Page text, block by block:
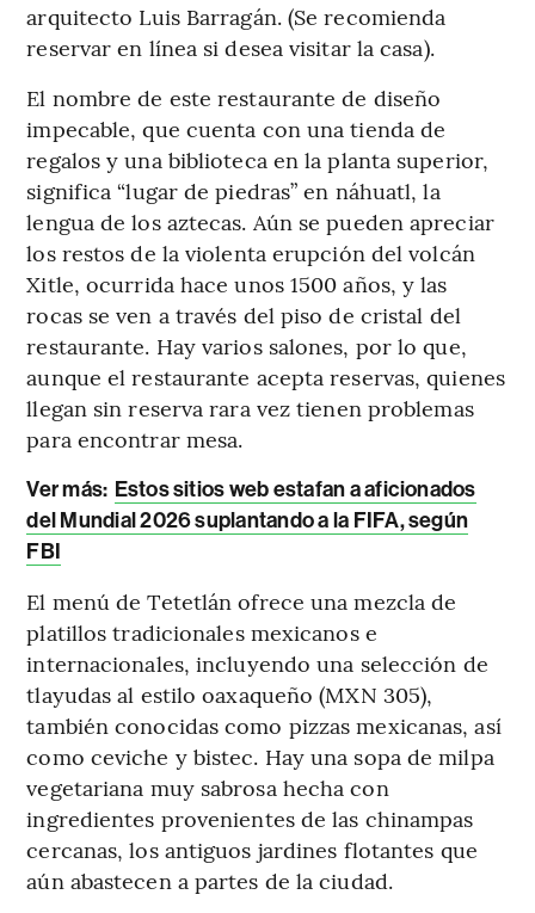
arquitecto Luis Barragán. (Se recomienda
reservar en línea si desea visitar la casa).
El nombre de este restaurante de diseño
impecable, que cuenta con una tienda de
regalos y una biblioteca en la planta superior,
significa “lugar de piedras” en náhuatl, la
lengua de los aztecas. Aún se pueden apreciar
los restos de la violenta erupción del volcán
Xitle, ocurrida hace unos 1500 años, y las
rocas se ven a través del piso de cristal del
restaurante. Hay varios salones, por lo que,
aunque el restaurante acepta reservas, quienes
llegan sin reserva rara vez tienen problemas
para encontrar mesa.
Ver más: Estos sitios web estafan a aficionados
del Mundial 2026 suplantando a la FIFA, según
FBI
El menú de Tetetlán ofrece una mezcla de
platillos tradicionales mexicanos e
internacionales, incluyendo una selección de
tlayudas al estilo oaxaqueño (MXN 305),
también conocidas como pizzas mexicanas, así
como ceviche y bistec. Hay una sopa de milpa
vegetariana muy sabrosa hecha con
ingredientes provenientes de las chinampas
cercanas, los antiguos jardines flotantes que
aún abastecen a partes de la ciudad.